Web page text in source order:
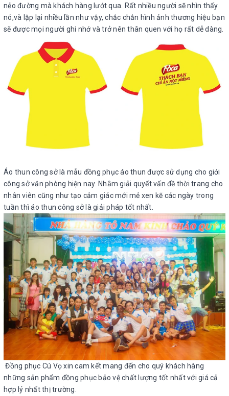
nẻo đường mà khách hàng lướt qua. Rất nhiều người sẽ nhìn thấy
nó,và lặp lại nhiều lần như vậy, chắc chắn hình ảnh thương hiệu bạn
sẽ được mọi người ghi nhớ và trở nên thân quen với họ rất dễ dàng.
Áo thun công sở là mẫu đồng phục áo thun được sử dụng cho giới
công sở văn phòng hiện nay. Nhằm giải quyết vấn đề thời trang cho
nhân viên cũng như tạo cảm giác mới mẻ xen kẽ các ngày trong
tuần thì áo thun công sở là giải pháp tốt nhất.
Đồng phục Cú Vọ xin cam kết mang đến cho quý khách hàng
những sản phẩm đồng phục bảo vệ chất lượng tốt nhất với giá cả
hợp lý nhất thị trường.